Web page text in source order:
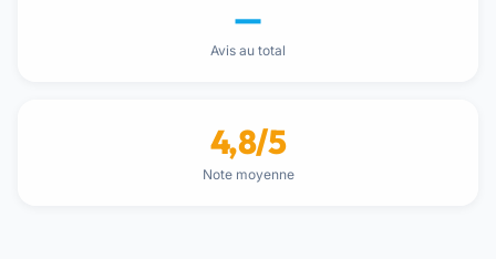
—
Avis au total
4,8/5
Note moyenne